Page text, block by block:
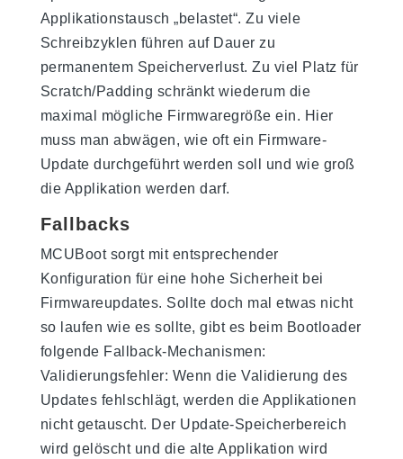
Applikationstausch „belastet“. Zu viele
Schreibzyklen führen auf Dauer zu
permanentem Speicherverlust. Zu viel Platz für
Scratch/Padding schränkt wiederum die
maximal mögliche Firmwaregröße ein. Hier
muss man abwägen, wie oft ein Firmware-
Update durchgeführt werden soll und wie groß
die Applikation werden darf.
Fallbacks
MCUBoot sorgt mit entsprechender
Konfiguration für eine hohe Sicherheit bei
Firmwareupdates. Sollte doch mal etwas nicht
so laufen wie es sollte, gibt es beim Bootloader
folgende Fallback-Mechanismen:
Validierungsfehler: Wenn die Validierung des
Updates fehlschlägt, werden die Applikationen
nicht getauscht. Der Update-Speicherbereich
wird gelöscht und die alte Applikation wird